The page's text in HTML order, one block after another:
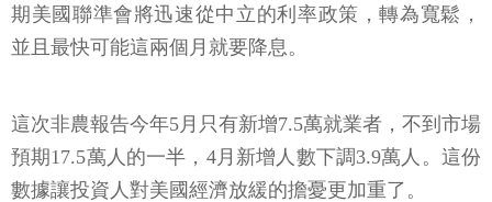
期美國聯準會將迅速從中立的利率政策，轉為寬鬆，
並且最快可能這兩個月就要降息。
這次非農報告今年5月只有新增7.5萬就業者，不到市場
預期17.5萬人的一半，4月新增人數下調3.9萬人。這份
數據讓投資人對美國經濟放緩的擔憂更加重了。